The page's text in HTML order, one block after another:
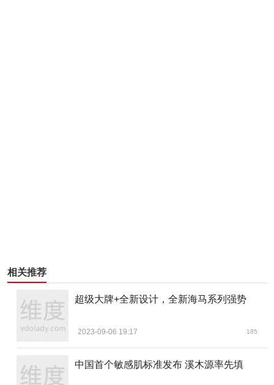
相关推荐
超级大牌+全新设计，全新海马系列强势
2023-09-06 19:17 185
中国首个敏感肌标准发布 溪木源率先填